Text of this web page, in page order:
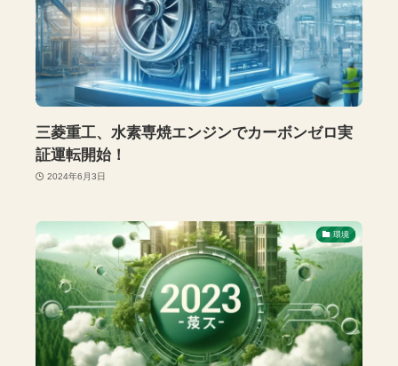
三菱重工、水素専焼エンジンでカーボンゼロ実
証運転開始！
2024年6月3日
環境